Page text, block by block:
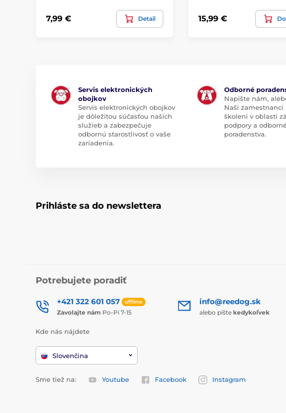
7,99 € Detail 15,99 €
Servis elektronických
obojkov
Servis elektronických obojkov
je dôležitou súčasťou našich
služieb a zabezpečuje
odbornú starostlivosť o vaše
zariadenia.
Odborné
Napíšte nám,
Naši zamestnanci
školení v oblasti
podpory a
poradenstva.
Prihláste sa do newslettera
Potrebujete poradiť
+421 322 601 057 offline
Zavolajte nám Po-Pi 7-15
info@reedog.sk
alebo píšte kedykoľvek
Kde nás nájdete
Slovenčina
Sme tiež na: Youtube Facebook Instagram